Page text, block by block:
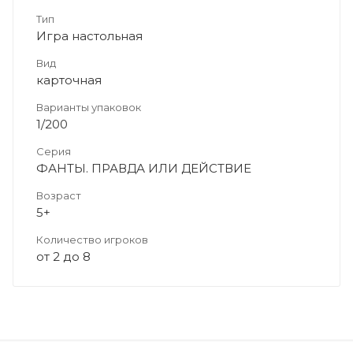
Тип
Игра настольная
Вид
карточная
Варианты упаковок
1/200
Серия
ФАНТЫ. ПРАВДА ИЛИ ДЕЙСТВИЕ
Возраст
5+
Количество игроков
от 2 до 8